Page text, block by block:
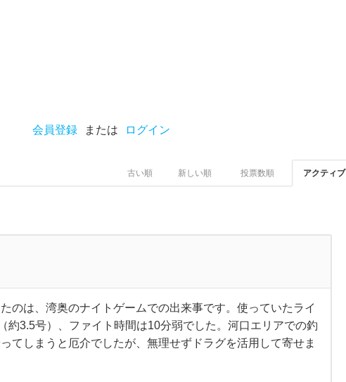
会員登録 または ログイン
アクティブ
投票数順
新しい順
古い順
のは、湾奥のナイトゲームでの出来事です。使っていたライ
約3.5号）、ファイト時間は10分弱でした。河口エリアでの釣
てしまうと厄介でしたが、無理せずドラグを活用して寄せま